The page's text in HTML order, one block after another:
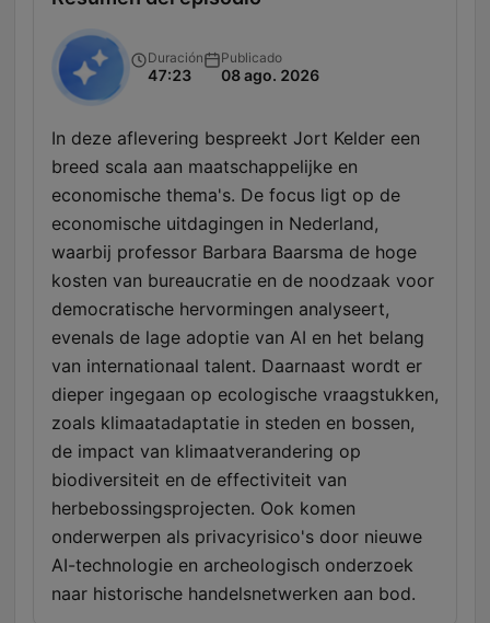
Duración
47:23
Publicado
08 ago. 2026
In deze aflevering bespreekt Jort Kelder een
breed scala aan maatschappelijke en
economische thema's. De focus ligt op de
economische uitdagingen in Nederland,
waarbij professor Barbara Baarsma de hoge
kosten van bureaucratie en de noodzaak voor
democratische hervormingen analyseert,
evenals de lage adoptie van AI en het belang
van internationaal talent. Daarnaast wordt er
dieper ingegaan op ecologische vraagstukken,
zoals klimaatadaptatie in steden en bossen,
de impact van klimaatverandering op
biodiversiteit en de effectiviteit van
herbebossingsprojecten. Ook komen
onderwerpen als privacyrisico's door nieuwe
AI-technologie en archeologisch onderzoek
naar historische handelsnetwerken aan bod.